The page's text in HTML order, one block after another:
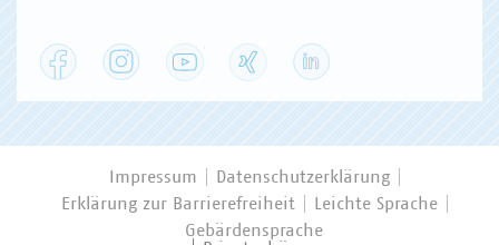
Facebook Instagram YouTube
Impressum
Datenschutzerklärung
Erklärung zur Barrierefreiheit
Leichte Sprache
Gebärdensprache